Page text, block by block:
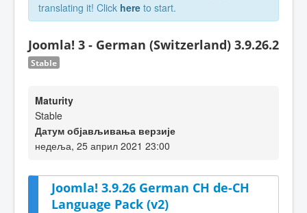
translating it! Click here to start.
Joomla! 3 - German (Switzerland) 3.9.26.2
Stable
Maturity
Stable
Датум објављивања верзије
недеља, 25 април 2021 23:00
Joomla! 3.9.26 German CH de-CH
Language Pack (v2)